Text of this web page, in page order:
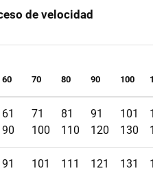
de velocidad
60 70 80 90 100
61
90
71
100
81
110
91
120
101
130
91
101
111
121
131